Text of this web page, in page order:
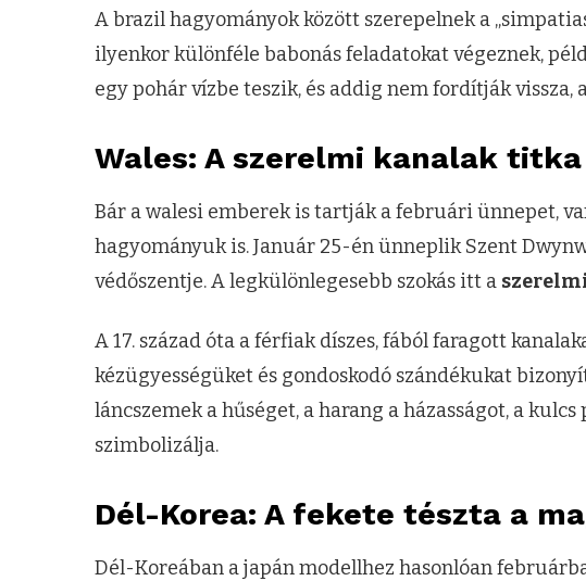
A brazil hagyományok között szerepelnek a
ilyenkor különféle babonás feladatokat végeznek,
egy pohár vízbe teszik, és addig nem fordítják vissza,
Wales: A szerelmi kanalak titka
Bár a walesi emberek is tartják a februári ünnepet,
hagyományuk is. Január 25-én ünneplik Szent
védőszentje. A legkülönlegesebb szokás itt a
A 17. század óta a férfiak díszes, fából faragott
kézügyességüket és gondoskodó szándékukat
láncszemek a hűséget, a harang a házasságot, a
szimbolizálja.
Dél-Korea: A fekete tészta a
Dél-Koreában a japán modellhez hasonlóan